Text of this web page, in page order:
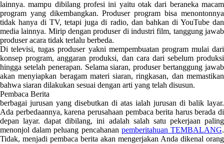
lainnya. mampu dibilang profesi ini yaitu otak dari beraneka macam
program yang dikembangkan. Produser program bisa menontonnya
tidak hanya di TV, tetapi juga di radio, dan bahkan di YouTube dan
media lainnya. Mirip dengan produser di industri film, tanggung jawab
produser acara tidak terlalu berbeda.
Di televisi, tugas produser yakni mempembuatan program mulai dari
konsep program, anggaran produksi, dan cara dari sebelum produksi
hingga setelah penerapan. Selama siaran, produser bertanggung jawab
akan menyiapkan beragam materi siaran, ringkasan, dan memastikan
bahwa siaran dilakukan sesuai dengan arti yang telah disusun.
Pembaca Berita
berbagai jurusan yang disebutkan di atas ialah jurusan di balik layar.
Ada perbedaannya, karena perusahaan pembaca berita harus berada di
depan layar. dapat dibilang, ini adalah salah satu pekerjaan paling
menonjol dalam peluang pencahanan pemberitahuan TEMBALANG.
Tidak, menjadi pembaca berita akan mengerjakan Anda dikenal orang